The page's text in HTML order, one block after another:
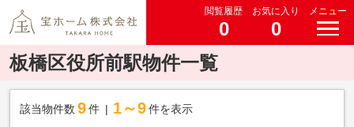
閲覧履歴
0
お気に入り
0
メニュー
板橋区役所前駅物件一覧
該当物件数 9件 1～9 件を表示